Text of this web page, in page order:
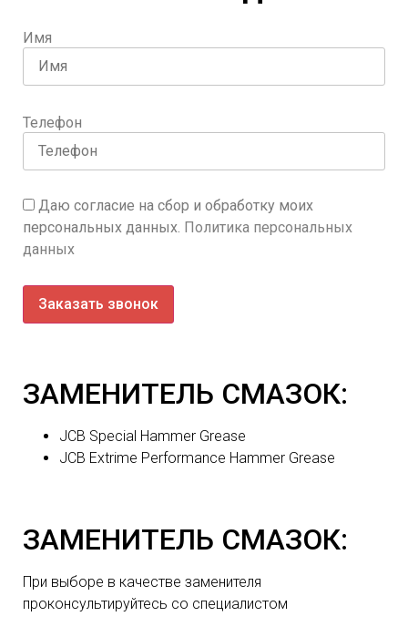
Имя
Телефон
Даю согласие на сбор и обработку моих
персональных данных. Политика персональных
данных
Заказать звонок
ЗАМЕНИТЕЛЬ СМАЗОК:
JCB Special Hammer Grease
JCB Extrime Performance Hammer Grease
ЗАМЕНИТЕЛЬ СМАЗОК:
При выборе в качестве заменителя
проконсультируйтесь со специалистом